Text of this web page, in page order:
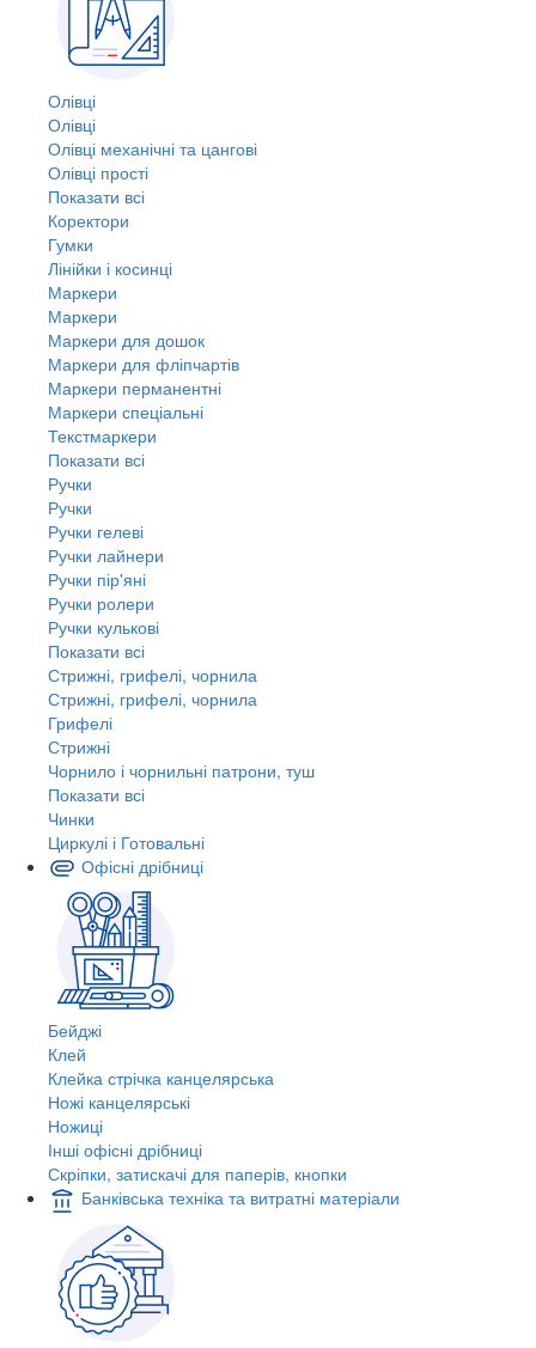
Олівці
Олівці
Олівці механічні та цангові
Олівці прості
Показати всі
Коректори
Гумки
Лінійки і косинці
Маркери
Маркери
Маркери для дошок
Маркери для фліпчартів
Маркери перманентні
Маркери спеціальні
Текстмаркери
Показати всі
Ручки
Ручки
Ручки гелеві
Ручки лайнери
Ручки пір'яні
Ручки ролери
Ручки кулькові
Показати всі
Стрижні, грифелі, чорнила
Стрижні, грифелі, чорнила
Грифелі
Стрижні
Чорнило і чорнильні патрони, туш
Показати всі
Чинки
Циркулі і Готовальні
Офісні дрібниці
Бейджі
Клей
Клейка стрічка канцелярська
Ножі канцелярські
Ножиці
Інші офісні дрібниці
Скріпки, затискачі для паперів, кнопки
Банківська техніка та витратні матеріали